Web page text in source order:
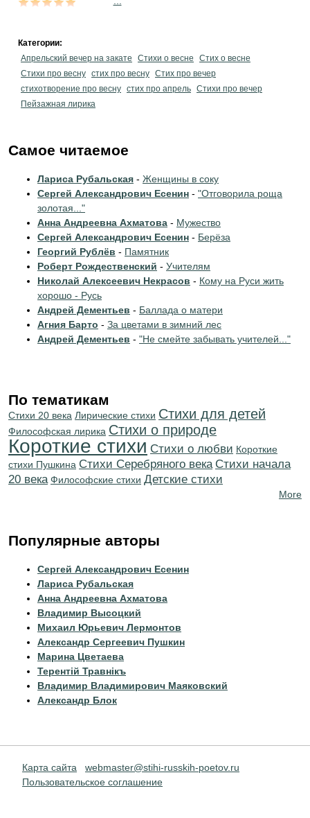
Категории:
Апрельский вечер на закате
Стихи о весне
Стих о весне
Стихи про весну стих про весну Стих про вечер
стихотворение про весну стих про апрель Стихи про вечер
Пейзажная лирика
Самое читаемое
Лариса Рубальская - Женщины в соку
Сергей Александрович Есенин - "Отговорила роща
золотая..."
Анна Андреевна Ахматова - Мужество
Сергей Александрович Есенин - Берёза
Георгий Рублёв - Памятник
Роберт Рождественский - Учителям
Николай Алексеевич Некрасов - Кому на Руси жить
хорошо - Русь
Андрей Дементьев - Баллада о матери
Агния Барто - За цветами в зимний лес
Андрей Дементьев - "Не смейте забывать учителей..."
По тематикам
Стихи 20 века Лирические стихи Стихи для детей
Философская лирика Стихи о природе
Короткие стихи Стихи о любви Короткие
стихи Пушкина Cтихи Серебряного века Cтихи начала
20 века Философские стихи Детские стихи
More
Популярные авторы
Сергей Александрович Есенин
Лариса Рубальская
Анна Андреевна Ахматова
Владимир Высоцкий
Михаил Юрьевич Лермонтов
Александр Сергеевич Пушкин
Марина Цветаева
Терентiй Травнiкъ
Владимир Владимирович Маяковский
Александр Блок
Карта сайта
webmaster@stihi-russkih-poetov.ru
Пользовательское соглашение